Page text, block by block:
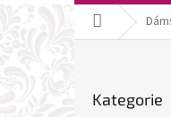
Domů
kategorie
Kategorie